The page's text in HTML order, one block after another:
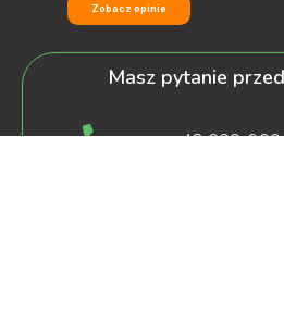
Zobacz opinie
Masz pytanie
+48 600-